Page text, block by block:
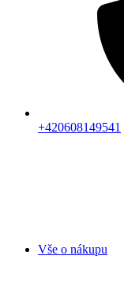
+420608149541
Vše o nákupu